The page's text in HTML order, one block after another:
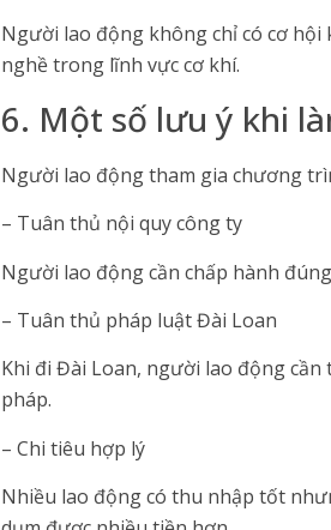
Người lao động không chỉ có cơ hội
nghề trong lĩnh vực cơ khí.
6. Một số lưu ý khi
Người lao động tham gia chương
– Tuân thủ nội quy công ty
Người lao động cần chấp hành
– Tuân thủ pháp luật Đài Loan
Khi đi Đài Loan, người lao động
pháp.
– Chi tiêu hợp lý
Nhiều lao động có thu nhập tốt